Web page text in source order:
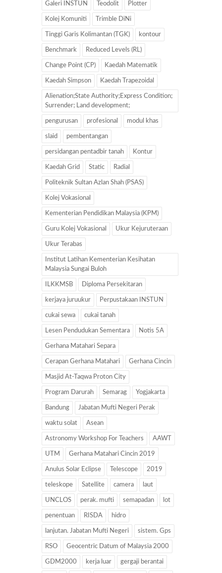
Galeri INSTUN Teodolit Plotter
Kolej Komuniti Trimble DiNi
Tinggi Garis Kolimantan (TGK) kontour
Benchmark Reduced Levels (RL)
Change Point (CP) Kaedah Matematik
Kaedah Simpson Kaedah Trapezoidal
Alienation;State Authority;Express Condition;
Surrender; Land development;
pengurusan profesional modul khas
slaid pembentangan
persidangan pentadbir tanah Kontur
Kaedah Grid Static Radial
Politeknik Sultan Azlan Shah (PSAS)
Kolej Vokasional
Kementerian Pendidikan Malaysia (KPM)
Guru Kolej Vokasional Ukur Kejuruteraan
Ukur Terabas
Institut Latihan Kementerian Kesihatan
Malaysia Sungai Buloh
ILKKMSB Diploma Persekitaran
kerjaya juruukur Perpustakaan INSTUN
cukai sewa cukai tanah
Lesen Pendudukan Sementara Notis 5A
Gerhana Matahari Separa
Cerapan Gerhana Matahari Gerhana Cincin
Masjid At-Taqwa Proton City
Program Darurah Semarag Yogjakarta
Bandung Jabatan Mufti Negeri Perak
waktu solat Asean
Astronomy Workshop For Teachers AAWT
UTM Gerhana Matahari Cincin 2019
Anulus Solar Eclipse Telescope 2019
teleskope Satellite camera laut
UNCLOS perak. mufti semapadan lot
penentuan RISDA hidro
lanjutan. Jabatan Mufti Negeri sistem. Gps
RSO Geocentric Datum of Malaysia 2000
GDM2000 kerja luar gergaji berantai